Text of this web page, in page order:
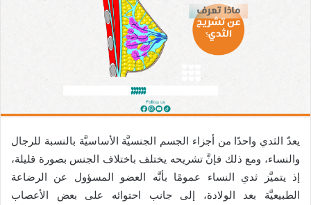
يعدّ الثدي واحدًا من أجزاء الجسم الجنسيَّة الأساسيَّة بالنسبة للرجال
والنساء، ومع ذلك فإنَّ تشريحه يختلف باختلاف الجنس بصورة قليلة،
إذ يتميَّز ثدي النساء عمومًا بأنَّه العضو المسؤول عن الرضاعة
الطبيعيَّة بعد الولادة، إلى جانب احتوائه على بعض الأعصاب